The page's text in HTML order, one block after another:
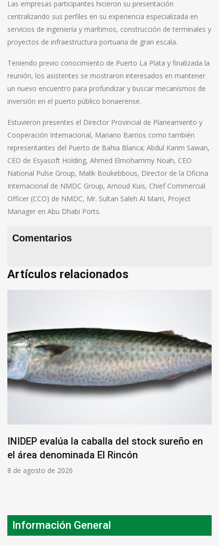
Las empresas participantes hicieron su presentación
centralizando sus perfiles en su experiencia especializada en
servicios de ingeniería y marítimos, construcción de terminales y
proyectos de infraestructura portuaria de gran escala.
Teniendo previo conocimiento de Puerto La Plata y finalizada la
reunión, los asistentes se mostraron interesados en mantener
un nuevo encuentro para profundizar y buscar mecanismos de
inversión en el puerto público bonaerense.
Estuvieron presentes el Director Provincial de Planeamiento y
Cooperación Internacional, Mariano Barrios como también
representantes del Puerto de Bahia Blanca; Abdul Karim Sawan,
CEO de Esyasoft Holding, Ahmed Elmohammy Noah, CEO
National Pulse Group, Malik Boukebbous, Director de la Oficina
Internacional de NMDC Group, Arnoud Kuis, Chief Commercial
Officer (CCO) de NMDC, Mr. Sultan Saleh Al Marri, Project
Manager en Abu Dhabi Ports.
Comentarios
Artículos relacionados
INIDEP evalúa la caballa del stock sureño en
el área denominada El Rincón
8 de agosto de 2026
Información General